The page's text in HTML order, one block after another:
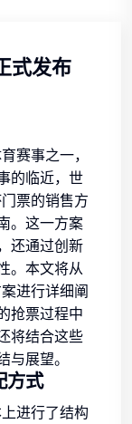
式发布
赛事之一，
的临近，世
票的销售方
。这一方案
还通过创新
。本文将从
进行详细阐
抢票过程中
将结合这些
展望。
方式
进行了结构